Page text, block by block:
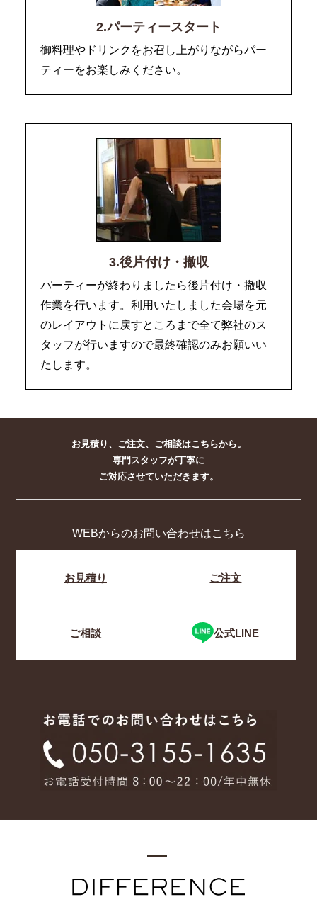
2.パーティースタート
御料理やドリンクをお召し上がりながらパー
ティーをお楽しみください。
3.後片付け・撤収
パーティーが終わりましたら後片付け・撤収
作業を行います。利用いたしました会場を元
のレイアウトに戻すところまで全て弊社のス
タッフが行いますので最終確認のみお願いい
たします。
お見積り、ご注文、ご相談はこちらから。
専門スタッフが丁寧に
ご対応させていただきます。
WEBからのお問い合わせはこちら
お見積り ご注文
ご相談 公式LINE